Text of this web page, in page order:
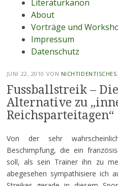
Literaturkanon
About
Vorträge und
Impressum
Datenschutz
JUNI 22, 2010 VON NICHTIDENTISCHES
Fussballstreik –
Alternative zu
Reichsparteitagen“
Von der sehr
Beschimpfung, die ein
soll, als sein Trainer ihn zu
abegesehen sympathisiere ich